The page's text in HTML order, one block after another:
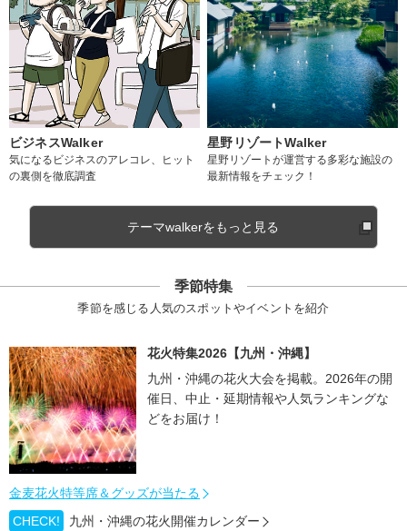
ビジネスWalker
気になるビジネスのアレコレ、ヒット
の裏側を徹底調査
星野リゾートWalker
星野リゾートが運営する多彩な施設の
最新情報をチェック！
テーマwalkerをもっと見る
季節特集
季節を感じる人気のスポットやイベントを紹介
花火特集2026【九州・沖縄】
九州・沖縄の花火大会を掲載。2026年の開
催日、中止・延期情報や人気ランキングな
どをお届け！
金麦花火特等席＆グッズが当たる
CHECK!
九州・沖縄の花火開催カレンダー